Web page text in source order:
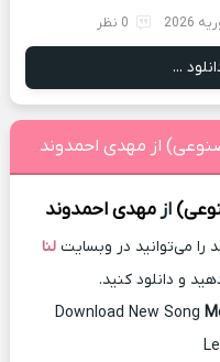
0 نظر
...
از مهدی احمدوند
ازمهدی احمدوند
می‌توانید در وبسایت لنا
و دانلود کنید.
Download New Song